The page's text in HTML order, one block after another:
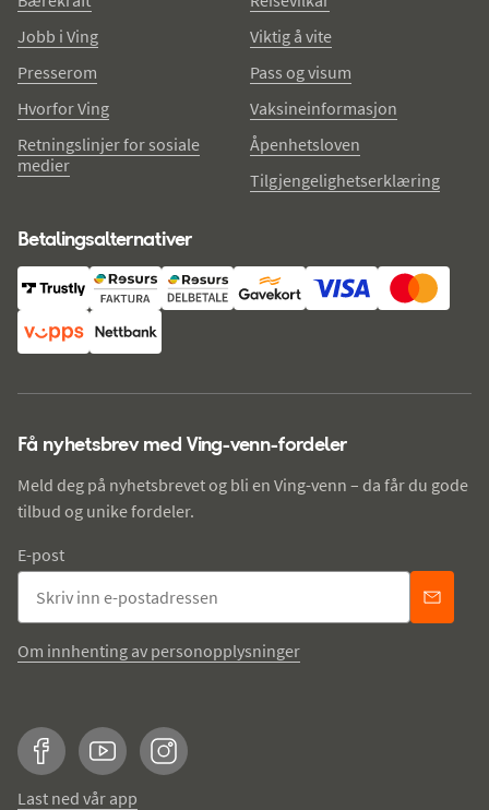
Jobb i Ving
Presserom
Hvorfor Ving
Retningslinjer for sosiale
medier
Viktig å vite
Pass og visum
Vaksineinformasjon
Åpenhetsloven
Tilgjengelighetserklæring
Betalingsalternativer
Få nyhetsbrev med Ving-venn-fordeler
Meld deg på nyhetsbrevet og bli en Ving-venn – da får du gode
tilbud og unike fordeler.
E-post
Om innhenting av personopplysninger
FacebookYouTubeInstagram
Last ned vår app